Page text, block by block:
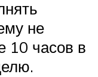
не
10 часов в